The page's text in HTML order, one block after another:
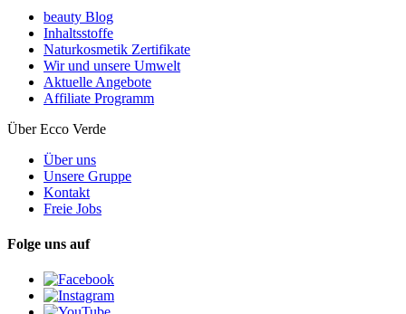
beauty Blog
Inhaltsstoffe
Naturkosmetik Zertifikate
Wir und unsere Umwelt
Aktuelle Angebote
Affiliate Programm
Über Ecco Verde
Über uns
Unsere Gruppe
Kontakt
Freie Jobs
Folge uns auf